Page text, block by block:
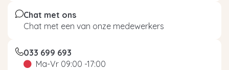
Chat met ons
Chat met een van onze medewerkers
033 699 693
Ma-Vr 09:00 -17:00